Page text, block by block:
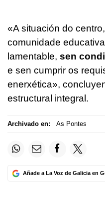
«A situación do
comunidade
lamentable, sen
e sen cumprir os
enerxética»,
estructural integral.
Archivado en: As Pontes
Añade a La Voz de Galicia en